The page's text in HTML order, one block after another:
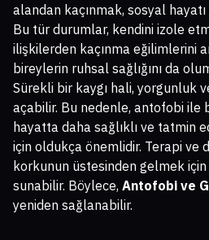
alandan kaçınmak, sosyal
Bu tür durumlar, kendini izole
ilişkilerden kaçınma eğilimlerini
bireylerin ruhsal sağlığını da
Sürekli bir kaygı hali, yorgunluk
açabilir. Bu nedenle, antofobi ile
hayatta daha sağlıklı ve tatmin
için oldukça önemlidir. Terapi ve
korkunun üstesinden gelmek
sunabilir. Böylece, Antofobi ve
yeniden sağlanabilir.